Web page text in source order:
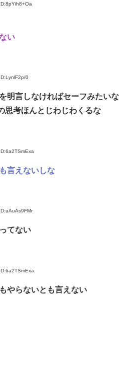
ID:8pYih8+Oa
い
ID:LynlF2p/0
明言しなければセーフみたいな
思考ほんとじわじわくるな
ID:6a2TSmExa
言えないしな
ID:uAuAs9FMr
てない
ID:6a2TSmExa
やらないとも言えない